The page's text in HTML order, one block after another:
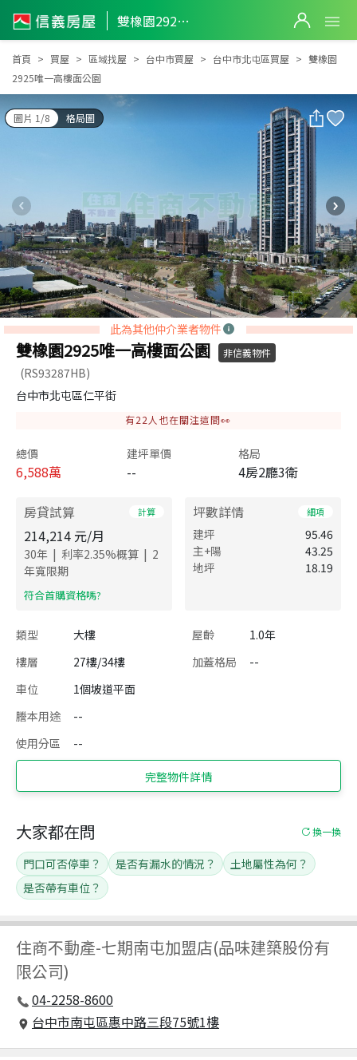
雙橡園2925唯一高樓面公園
雙橡園2925唯一高樓面公園
首頁 買屋 區域找屋 台中市買屋 台中市北屯區買屋
雙橡園
2925唯一高樓面公園
圖片 1/8 格局圖
此為其他仲介業者物件
雙橡園2925唯一高樓面公園 非信義物件
(RS93287HB)
台中市北屯區仁平街
有22 人也在關注這間👀
總價
6,588萬
建坪單價
--
格局
4房2廳3衛
房貸試算 計算
214,214 元/月
30年 | 利率2.35%概算 | 2
年寬限期
​符合首購資格嗎?
坪數詳情 細項
建坪
95.46
主+陽
43.25
地坪
18.19
類型 大樓 屋齡
1.0年
樓層
27樓/34樓 加蓋格局
--
車位
1個坡道平面
謄本用途
--
使用分區
--
完整物件詳情
住商不動產-七期南屯加盟店(品味建築股份有
限公司)
04-2258-8600
台中市南屯區惠中路三段75號1樓
大家都在問 換一換
門口可否停車？ 是否有漏水的情況？
土地屬性為何？
是否帶有車位？